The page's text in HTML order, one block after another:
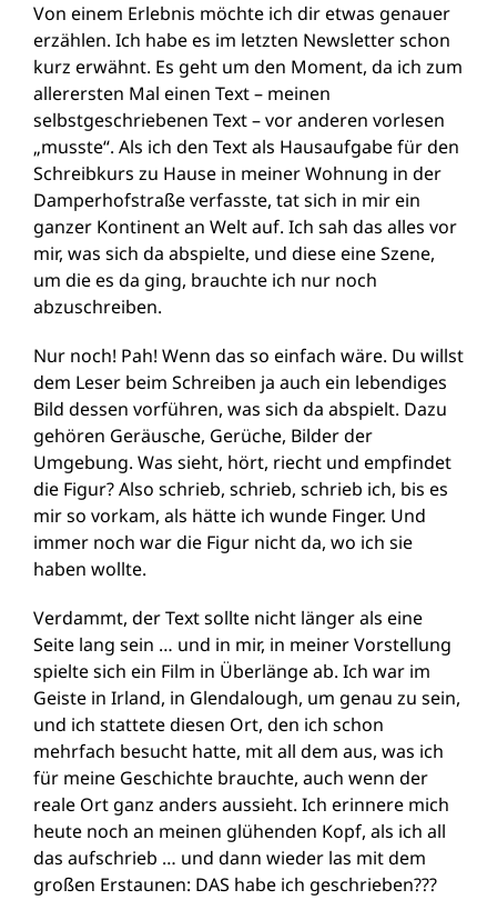
Von einem Erlebnis möchte ich dir etwas genauer
erzählen. Ich habe es im letzten Newsletter schon
kurz erwähnt. Es geht um den Moment, da ich zum
allerersten Mal einen Text – meinen
selbstgeschriebenen Text – vor anderen vorlesen
„musste“. Als ich den Text als Hausaufgabe für den
Schreibkurs zu Hause in meiner Wohnung in der
Damperhofstraße verfasste, tat sich in mir ein
ganzer Kontinent an Welt auf. Ich sah das alles vor
mir, was sich da abspielte, und diese eine Szene,
um die es da ging, brauchte ich nur noch
abzuschreiben.
Nur noch! Pah! Wenn das so einfach wäre. Du willst
dem Leser beim Schreiben ja auch ein lebendiges
Bild dessen vorführen, was sich da abspielt. Dazu
gehören Geräusche, Gerüche, Bilder der
Umgebung. Was sieht, hört, riecht und empfindet
die Figur? Also schrieb, schrieb, schrieb ich, bis es
mir so vorkam, als hätte ich wunde Finger. Und
immer noch war die Figur nicht da, wo ich sie
haben wollte.
Verdammt, der Text sollte nicht länger als eine
Seite lang sein … und in mir, in meiner Vorstellung
spielte sich ein Film in Überlänge ab. Ich war im
Geiste in Irland, in Glendalough, um genau zu sein,
und ich stattete diesen Ort, den ich schon
mehrfach besucht hatte, mit all dem aus, was ich
für meine Geschichte brauchte, auch wenn der
reale Ort ganz anders aussieht. Ich erinnere mich
heute noch an meinen glühenden Kopf, als ich all
das aufschrieb … und dann wieder las mit dem
großen Erstaunen: DAS habe ich geschrieben???